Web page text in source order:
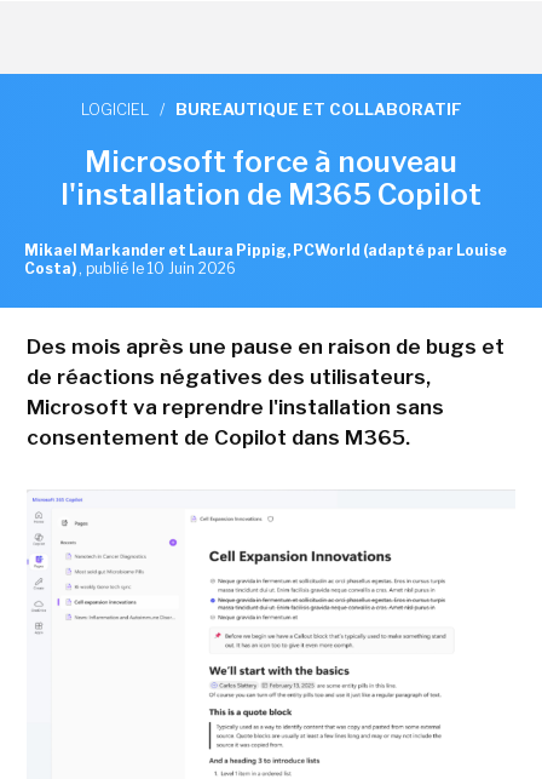
LOGICIEL / BUREAUTIQUE ET COLLABORATIF
Microsoft force à nouveau
l'installation de M365 Copilot
Mikael Markander et Laura Pippig, PCWorld (adapté par Louise
Costa) , publié le 10 Juin 2026
Des mois après une pause en raison de bugs et
de réactions négatives des utilisateurs,
Microsoft va reprendre l'installation sans
consentement de Copilot dans M365.